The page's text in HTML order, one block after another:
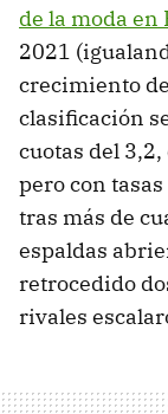
de la moda
2021
crecimiento
clasificación
cuotas del
pero con
tras más de
espaldas
retrocedido
rivales